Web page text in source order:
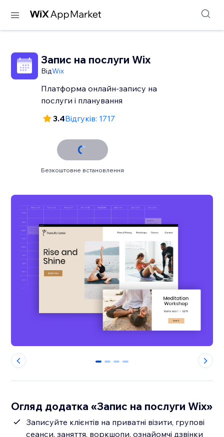
Запис на послуги Wix
ВідWix
Платформа онлайн‑запису на
послуги і планування
3.4Відгуків: 1717
Безкоштовне встановлення
0 1 2 3
Огляд додатка «Запис на послуги Wix»
Записуйте клієнтів на приватні візити, групові
сеанси, заняття, воркшопи, ознайомчі дзвінки